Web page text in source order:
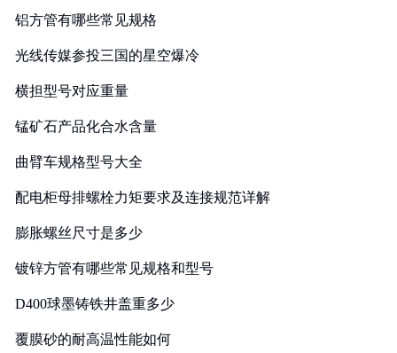
铝方管有哪些常见规格
光线传媒参投三国的星空爆冷
横担型号对应重量
锰矿石产品化合水含量
曲臂车规格型号大全
配电柜母排螺栓力矩要求及连接规范详解
膨胀螺丝尺寸是多少
镀锌方管有哪些常见规格和型号
D400球墨铸铁井盖重多少
覆膜砂的耐高温性能如何